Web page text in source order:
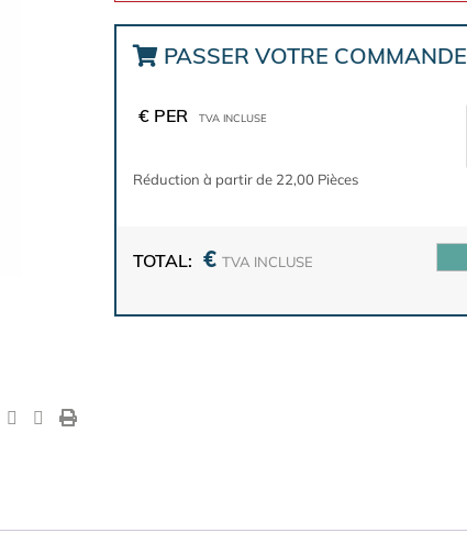
PASSER VOTRE COMMANDE
€ PER TVA INCLUSE
Réduction à partir de 22,00 Pièces
TOTAL: € TVA INCLUSE